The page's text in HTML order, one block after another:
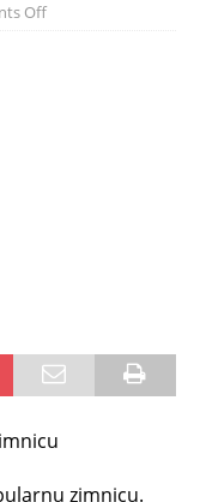
Off
zimnicu.